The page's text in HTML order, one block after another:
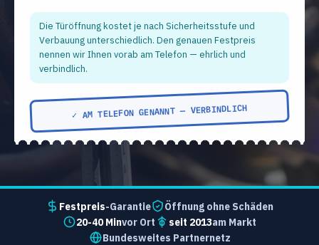
Die Türöffnung kostet je nach Sicherheitsstufe und
Verbauung unterschiedlich. Den genauen Festpreis
nennen wir Ihnen vorab am Telefon — ehrlich und
verbindlich.
✓ AM TELEFON GENANNT — VERBINDLICH
Festpreis-Garantie
Öffnung ohne Schäden
20-40 Minvor Ort seit 2013am Markt
Bundesweites Partnernetz